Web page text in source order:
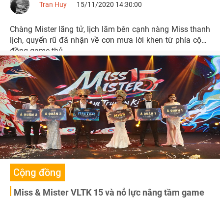
Tran Huy 15/11/2020 14:30:00
Chàng Mister lãng tử, lịch lãm bên cạnh nàng Miss thanh
lịch, quyến rũ đã nhận về cơn mưa lời khen từ phía cộng
đồng game thủ.
Cộng đồng
Miss & Mister VLTK 15 và nỗ lực nâng tầm game